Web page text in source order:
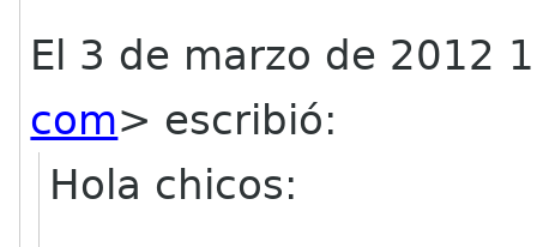
El 3 de marzo de 2012
com> escribió:
Hola chicos: